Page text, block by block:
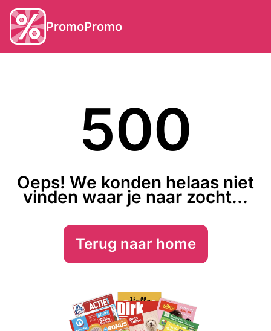
PromoPromo
500
Oeps! We konden helaas niet
vinden waar je naar zocht...
Terug naar home